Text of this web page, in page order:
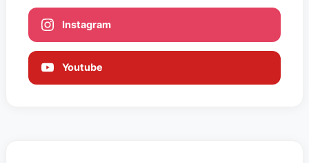
Instagram
Youtube